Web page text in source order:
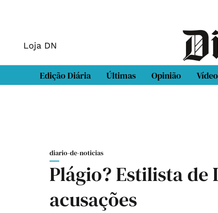
Loja DN
Edição Diária Últimas Opinião
diario-de-noticias
Plágio? Estilista de
acusações